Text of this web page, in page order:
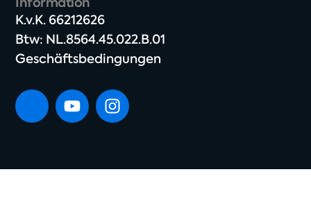
K.v.K. 66212626​
Btw: NL.8564.45.022.B.01
Geschäftsbedingungen